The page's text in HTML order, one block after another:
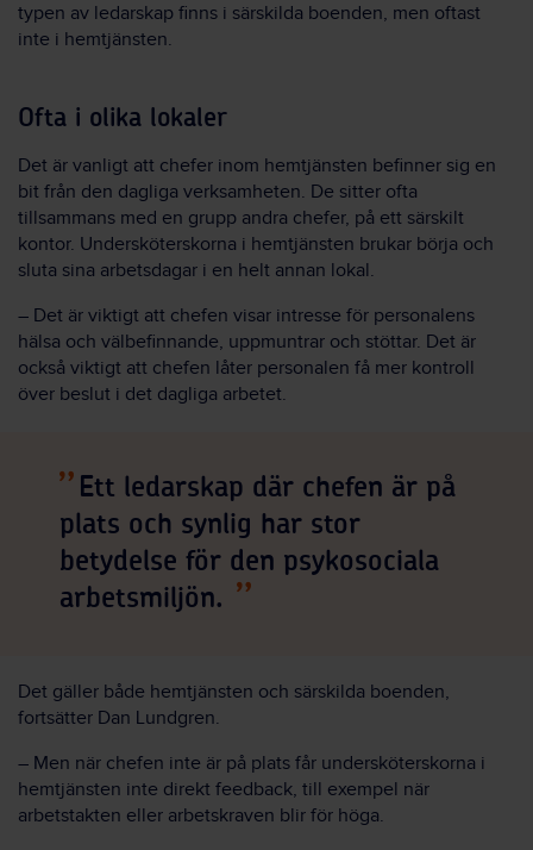
typen av ledarskap finns i särskilda boenden, men oftast
inte i hemtjänsten.
Ofta i olika lokaler
Det är vanligt att chefer inom hemtjänsten befinner sig en
bit från den dagliga verksamheten. De sitter ofta
tillsammans med en grupp andra chefer, på ett särskilt
kontor. Undersköterskorna i hemtjänsten brukar börja och
sluta sina arbetsdagar i en helt annan lokal.
– Det är viktigt att chefen visar intresse för personalens
hälsa och välbefinnande, uppmuntrar och stöttar. Det är
också viktigt att chefen låter personalen få mer kontroll
över beslut i det dagliga arbetet.
Ett ledarskap där chefen är på
plats och synlig har stor
betydelse för den psykosociala
arbetsmiljön.
Det gäller både hemtjänsten och särskilda boenden,
fortsätter Dan Lundgren.
– Men när chefen inte är på plats får undersköterskorna i
hemtjänsten inte direkt feedback, till exempel när
arbetstakten eller arbetskraven blir för höga.